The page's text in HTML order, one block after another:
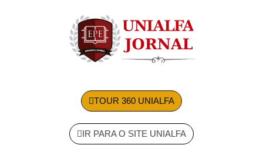
TOUR 360 UNIALFA
IR PARA O SITE UNIALFA